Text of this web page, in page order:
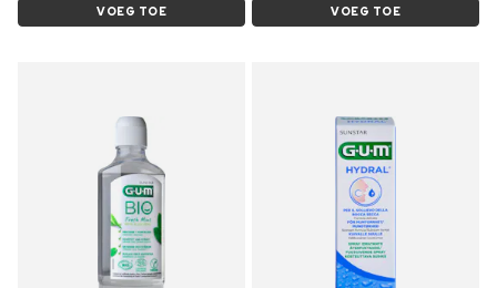
VOEG TOE VOEG TOE